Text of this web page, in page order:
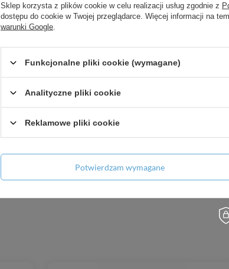
Sklep korzysta z plików cookie w celu realizacji usług zgodnie z
dostępu do cookie w Twojej przeglądarce. Więcej informacji na
warunki Google
Funkcjonalne pliki cookie (wymagane)
Analityczne pliki cookie
Reklamowe pliki cookie
Potwierdzam wymagane